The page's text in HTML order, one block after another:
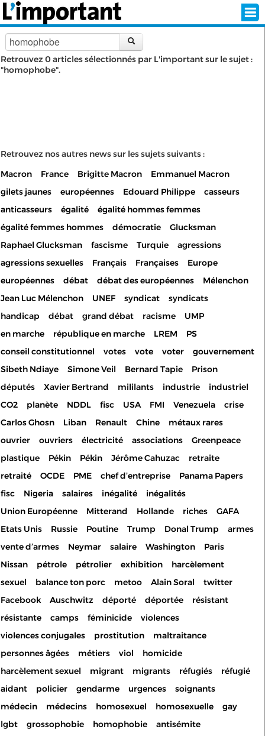
INSCRIPTION
SUR L'ÉCRAN D'ACCUEIL
ABONNEZ-VOUS À LA NEWSLETTER!
SUIVEZ NOUS:
Retrouvez 0 articles sélectionnés par L'important sur le sujet :
"homophobe".
Retrouvez nos autres news sur les sujets suivants :
Macron
France Brigitte Macron
Emmanuel Macron
gilets jaunes
européennes Edouard Philippe
casseurs
anticasseurs
égalité
égalité hommes femmes
égalité femmes hommes
démocratie
Glucksman
Raphael Glucksman
fascisme Turquie
agressions
agressions sexuelles
Français Françaises
Europe
européennes
débat débat des européennes
Mélenchon
Jean Luc Mélenchon
UNEF syndicat
syndicats
handicap
débat grand débat racisme
UMP
en marche
république en marche LREM
PS
conseil constitutionnel
votes vote voter
gouvernement
Sibeth Ndiaye
Simone Veil Bernard Tapie
Prison
députés
Xavier Bertrand mililants industrie
industriel
CO2
planète NDDL fisc USA FMI Venezuela
crise
Carlos Ghosn
Liban Renault Chine
métaux rares
ouvrier
ouvriers électricité associations
Greenpeace
plastique
Pékin Pékin Jérôme Cahuzac
retraite
retraité
OCDE PME chef d’entreprise
Panama Papers
fisc
Nigeria salaires inégalité
inégalités
Union Européenne
Mitterand Hollande riches
GAFA
Etats Unis
Russie Poutine Trump Donal Trump
armes
vente d’armes
Neymar salaire Washington
Paris
Nissan
pétrole pétrolier exhibition
harcèlement
sexuel
balance ton porc metoo Alain Soral
twitter
Facebook
Auschwitz déporté déportée
résistant
résistante
camps féminicide
violences
violences conjugales
prostitution
maltraitance
personnes âgées
métiers viol
homicide
harcèlement sexuel
migrant migrants réfugiés
réfugié
aidant
policier gendarme urgences
soignants
médecin
médecins homosexuel homosexuelle
gay
lgbt
grossophobie homophobie
antisémite